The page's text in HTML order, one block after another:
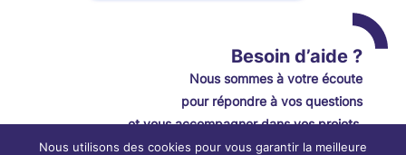
Besoin d’aide ?
Noussommes à votre écoute
pour répondre à vos questions
et vous accompagner dans vos projets.
Nous utilisons des cookies pour vous garantir la meilleure